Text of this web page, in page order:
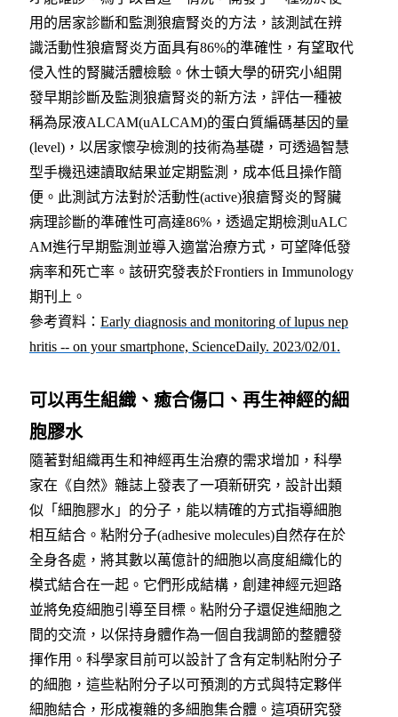
用的居家診斷和監測狼瘡腎炎的方法，該測試在辨
識活動性狼瘡腎炎方面具有86%的準確性，有望取代
侵入性的腎臟活體檢驗。 休士頓大學的研究小組開
發早期診斷及監測狼瘡腎炎的新方法，評估一種被
稱為尿液ALCAM(uALCAM)的蛋白質編碼基因的量
(level)，以居家懷孕檢測的技術為基礎，可透過智慧
型手機迅速讀取結果並定期監測，成本低且操作簡
便。此測試方法對於活動性(active)狼瘡腎炎的腎臟
病理診斷的準確性可高達86%，透過定期檢測uALC
AM進行早期監測並導入適當治療方式，可望降低發
病率和死亡率。該研究發表於Frontiers in Immunology
期刊上。
參考資料 ： Early diagnosis and monitoring of lupus nep
hritis -- on your smartphone, ScienceDaily. 2023/02/01.
可以再生組織、癒合傷口、再生神經的細
胞膠水
隨著對組織再生和神經再生治療的需求增加，科學
家在《自然》雜誌上發表了一項新研究，設計出類
似「細胞膠水」的分子，能以精確的方式指導細胞
相互結合。 粘附分子(adhesive molecules)自然存在於
全身各處，將其數以萬億計的細胞以高度組織化的
模式結合在一起。它們形成結構，創建神經元迴路
並將免疫細胞引導至目標。粘附分子還促進細胞之
間的交流，以保持身體作為一個自我調節的整體發
揮作用。科學家目前可以設計了含有定制粘附分子
的細胞，這些粘附分子以可預測的方式與特定夥伴
細胞結合，形成複雜的多細胞集合體。這項研究發